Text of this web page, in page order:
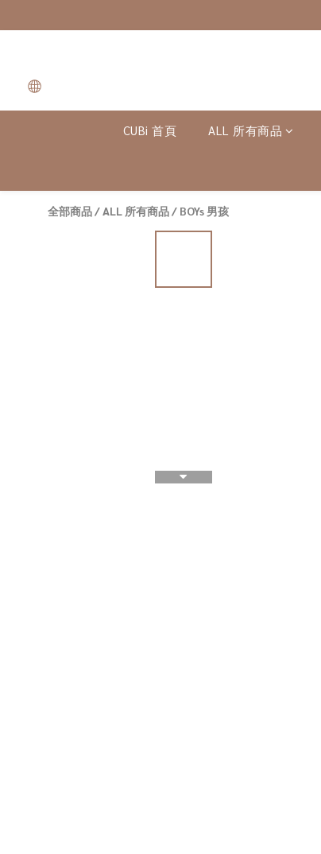
CUBi 首頁 ALL 所有商品
全部商品/ALL 所有商品/ BOYs 男孩